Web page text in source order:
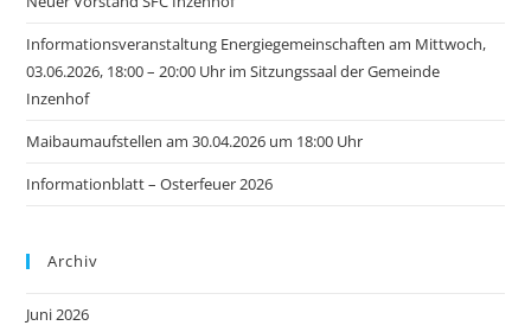
Informationsveranstaltung Energiegemeinschaften am Mittwoch,
03.06.2026, 18:00 – 20:00 Uhr im Sitzungssaal der Gemeinde
Inzenhof
Maibaumaufstellen am 30.04.2026 um 18:00 Uhr
Informationblatt – Osterfeuer 2026
Archiv
Juni 2026